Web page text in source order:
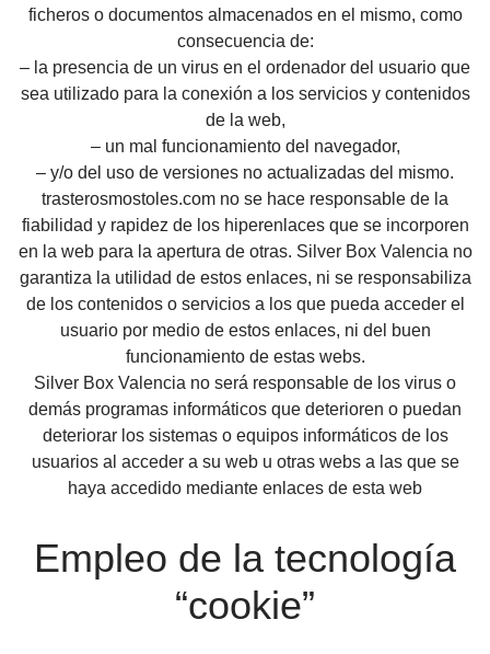
ficheros o documentos almacenados en el mismo, como
consecuencia de:
– la presencia de un virus en el ordenador del usuario que
sea utilizado para la conexión a los servicios y contenidos
de la web,
– un mal funcionamiento del navegador,
– y/o del uso de versiones no actualizadas del mismo.
trasterosmostoles.com no se hace responsable de la
fiabilidad y rapidez de los hiperenlaces que se incorporen
en la web para la apertura de otras. Silver Box Valencia no
garantiza la utilidad de estos enlaces, ni se responsabiliza
de los contenidos o servicios a los que pueda acceder el
usuario por medio de estos enlaces, ni del buen
funcionamiento de estas webs.
Silver Box Valencia no será responsable de los virus o
demás programas informáticos que deterioren o puedan
deteriorar los sistemas o equipos informáticos de los
usuarios al acceder a su web u otras webs a las que se
haya accedido mediante enlaces de esta web
Empleo de la tecnología
“cookie”